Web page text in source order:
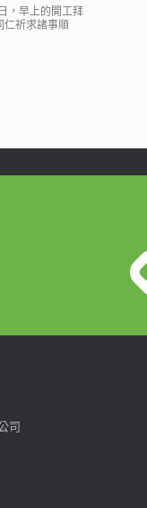
，早上的開工拜
仁祈求諸事順
司